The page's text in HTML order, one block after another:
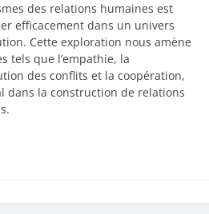
des relations humaines est
efficacement dans un univers
Cette exploration nous amène
tels que l’empathie, la
des conflits et la coopération,
dans la construction de relations